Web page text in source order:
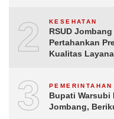
2 KESEHATAN
RSUD
Pertahankan
Kualitas
3 PEMERINTAHAN
Bupati Warsubi
Jombang,